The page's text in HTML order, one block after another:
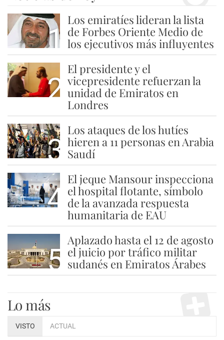
1
Los emiratíes lideran la lista
de Forbes Oriente Medio de
los ejecutivos más influyentes
2
El presidente y el
vicepresidente refuerzan la
unidad de Emiratos en
Londres
3
Los ataques de los hutíes
hieren a 11 personas en Arabia
Saudí
4
El jeque Mansour inspecciona
el hospital flotante, símbolo
de la avanzada respuesta
humanitaria de EAU
5
Aplazado hasta el 12 de agosto
el juicio por tráfico militar
sudanés en Emiratos Árabes
Lo más
VISTO ACTUAL